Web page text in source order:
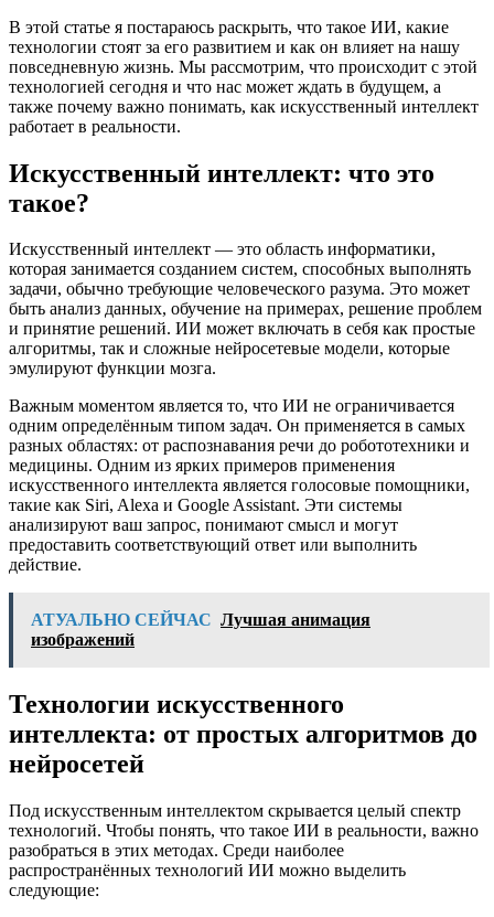
В этой статье я постараюсь раскрыть, что такое ИИ, какие
технологии стоят за его развитием и как он влияет на нашу
повседневную жизнь. Мы рассмотрим, что происходит с этой
технологией сегодня и что нас может ждать в будущем, а
также почему важно понимать, как искусственный интеллект
работает в реальности.
Искусственный интеллект: что это
такое?
Искусственный интеллект — это область информатики,
которая занимается созданием систем, способных выполнять
задачи, обычно требующие человеческого разума. Это может
быть анализ данных, обучение на примерах, решение проблем
и принятие решений. ИИ может включать в себя как простые
алгоритмы, так и сложные нейросетевые модели, которые
эмулируют функции мозга.
Важным моментом является то, что ИИ не ограничивается
одним определённым типом задач. Он применяется в самых
разных областях: от распознавания речи до робототехники и
медицины. Одним из ярких примеров применения
искусственного интеллекта является голосовые помощники,
такие как Siri, Alexa и Google Assistant. Эти системы
анализируют ваш запрос, понимают смысл и могут
предоставить соответствующий ответ или выполнить
действие.
АТУАЛЬНО СЕЙЧАС Лучшая анимация
изображений
Технологии искусственного
интеллекта: от простых алгоритмов до
нейросетей
Под искусственным интеллектом скрывается целый спектр
технологий. Чтобы понять, что такое ИИ в реальности, важно
разобраться в этих методах. Среди наиболее
распространённых технологий ИИ можно выделить
следующие: